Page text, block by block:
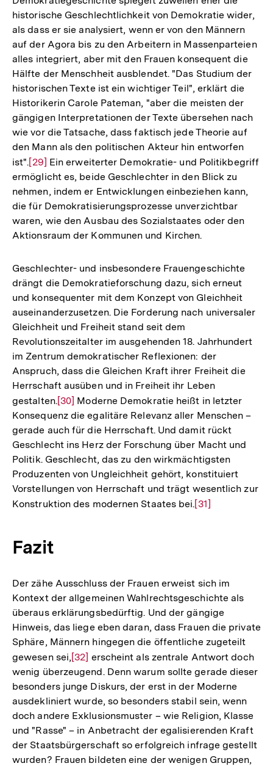
historische Geschlechtlichkeit von Demokratie wider,
als dass er sie analysiert, wenn er von den Männern
auf der Agora bis zu den Arbeitern in Massenparteien
alles integriert, aber mit den Frauen konsequent die
Hälfte der Menschheit ausblendet. "Das Studium der
historischen Texte ist ein wichtiger Teil", erklärt die
Historikerin Carole Pateman, "aber die meisten der
gängigen Interpretationen der Texte übersehen nach
wie vor die Tatsache, dass faktisch jede Theorie auf
den Mann als den politischen Akteur hin entworfen
ist".Zur
Auflösung
der
Fußnote
[29] Ein erweiterter Demokratie- und Politikbegriff
ermöglicht es, beide Geschlechter in den Blick zu
nehmen, indem er Entwicklungen einbeziehen kann,
die für Demokratisierungsprozesse unverzichtbar
waren, wie den Ausbau des Sozialstaates oder den
Aktionsraum der Kommunen und Kirchen.
Geschlechter- und insbesondere Frauengeschichte
drängt die Demokratieforschung dazu, sich erneut
und konsequenter mit dem Konzept von Gleichheit
auseinanderzusetzen. Die Forderung nach universaler
Gleichheit und Freiheit stand seit dem
Revolutionszeitalter im ausgehenden 18. Jahrhundert
im Zentrum demokratischer Reflexionen: der
Anspruch, dass die Gleichen Kraft ihrer Freiheit die
Herrschaft ausüben und in Freiheit ihr Leben
gestalten.Zur
Auflösung
der
Fußnote
[30] Moderne Demokratie heißt in letzter
Konsequenz die egalitäre Relevanz aller Menschen –
gerade auch für die Herrschaft. Und damit rückt
Geschlecht ins Herz der Forschung über Macht und
Politik. Geschlecht, das zu den wirkmächtigsten
Produzenten von Ungleichheit gehört, konstituiert
Vorstellungen von Herrschaft und trägt wesentlich zur
Konstruktion des modernen Staates bei.Zur
[31]
Fazit
Der zähe Ausschluss der Frauen erweist sich im
Kontext der allgemeinen Wahlrechtsgeschichte als
überaus erklärungsbedürftig. Und der gängige
Hinweis, das liege eben daran, dass Frauen die private
Sphäre, Männern hingegen die öffentliche zugeteilt
gewesen sei,Zur
Auflösung
der
Fußnote
[32] erscheint als zentrale Antwort doch
wenig überzeugend. Denn warum sollte gerade dieser
besonders junge Diskurs, der erst in der Moderne
ausdekliniert wurde, so besonders stabil sein, wenn
doch andere Exklusionsmuster – wie Religion, Klasse
und "Rasse" – in Anbetracht der egalisierenden Kraft
der Staatsbürgerschaft so erfolgreich infrage gestellt
wurden? Frauen bildeten eine der wenigen Gruppen,